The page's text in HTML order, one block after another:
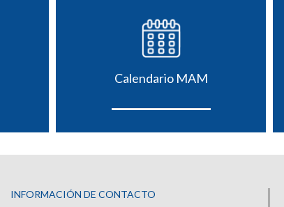
Calendario MAM
INFORMACIÓN DE CONTACTO